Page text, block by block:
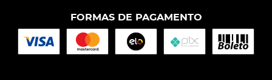
FORMAS DE PAGAMENTO